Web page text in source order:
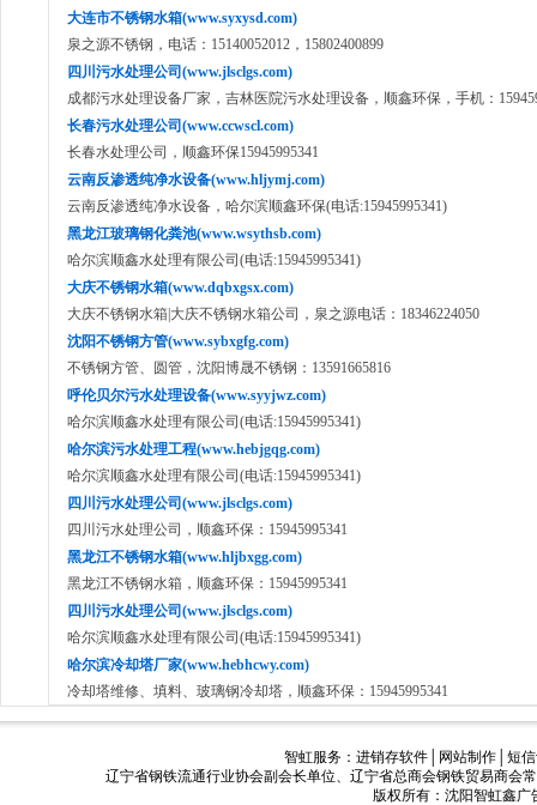
大连市不锈钢水箱(www.syxysd.com)
泉之源不锈钢，电话：15140052012，15802400899
四川污水处理公司(www.jlsclgs.com)
成都污水处理设备厂家，吉林医院污水处理设备，顺鑫环保，手机：
长春污水处理公司(www.ccwscl.com)
长春水处理公司，顺鑫环保15945995341
云南反渗透纯净水设备(www.hljymj.com)
云南反渗透纯净水设备，哈尔滨顺鑫环保(电话:15945995341)
黑龙江玻璃钢化粪池(www.wsythsb.com)
哈尔滨顺鑫水处理有限公司(电话:15945995341)
大庆不锈钢水箱(www.dqbxgsx.com)
大庆不锈钢水箱|大庆不锈钢水箱公司，泉之源电话：18346224050
沈阳不锈钢方管(www.sybxgfg.com)
不锈钢方管、圆管，沈阳博晟不锈钢：13591665816
呼伦贝尔污水处理设备(www.syyjwz.com)
哈尔滨顺鑫水处理有限公司(电话:15945995341)
哈尔滨污水处理工程(www.hebjgqg.com)
哈尔滨顺鑫水处理有限公司(电话:15945995341)
四川污水处理公司(www.jlsclgs.com)
四川污水处理公司，顺鑫环保：15945995341
黑龙江不锈钢水箱(www.hljbxgg.com)
黑龙江不锈钢水箱，顺鑫环保：15945995341
四川污水处理公司(www.jlsclgs.com)
哈尔滨顺鑫水处理有限公司(电话:15945995341)
哈尔滨冷却塔厂家(www.hebhcwy.com)
冷却塔维修、填料、玻璃钢冷却塔，顺鑫环保：15945995341
智虹服务：进销存软件 网站制作 │短
辽宁省钢铁流通行业协会副会长单位、辽宁省总商会钢铁贸易商会
版权所有：沈阳智虹鑫广